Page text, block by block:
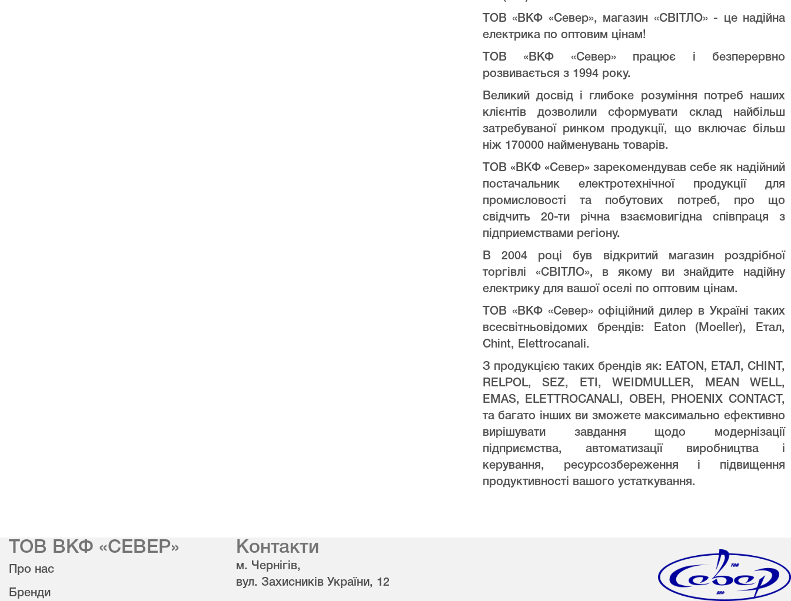
ТОВ «ВКФ «Север», магазин «СВІТЛО» - це надійна
електрика по оптовим цінам!
ТОВ «ВКФ «Север» працює і безперервно
розвивається з 1994 року.
Великий досвід і глибоке розуміння потреб наших
клієнтів дозволили сформувати склад найбільш
затребуваної ринком продукції, що включає більш
ніж 170000 найменувань товарів.
ТОВ «ВКФ «Север» зарекомендував себе як надійний
постачальник електротехнічної продукції для
промисловості та побутових потреб, про що
свідчить 20-ти річна взаємовигідна співпраця з
підприемствами регіону.
В 2004 році був відкритий магазин роздрібної
торгівлі «СВІТЛО», в якому ви знайдите надійну
електрику для вашої оселі по оптовим цінам.
ТОВ «ВКФ «Север» офіційний дилер в Україні таких
всесвітньовідомих брендів: Eaton (Moeller), Етал,
Chint, Elettrocanali.
З продукцією таких брендів як: EATON, ЕТАЛ, CHINT,
RELPOL, SEZ, ETI, WEIDMULLER, MEAN WELL,
EMAS, ELETTROCANALI, ОВЕН, PHOENIX CONTACT,
та багато інших ви зможете максимально ефективно
вирішувати завдання щодо модернізації
підприємства, автоматизації виробництва і
керування, ресурсозбереження і підвищення
продуктивності вашого устаткування.
ТОВ ВКФ «СЕВЕР»
Про нас
Бренди
Контакти
м. Чернігів,
вул. Захисників України, 12